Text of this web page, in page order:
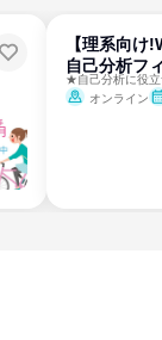
【理系向け
自己分析フ
★自己分析に役
オンライン